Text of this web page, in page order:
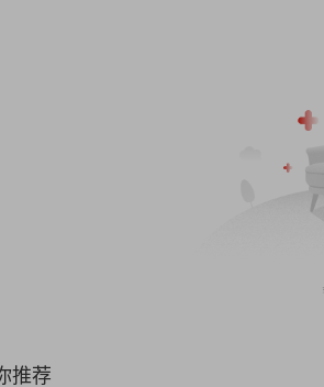
推荐